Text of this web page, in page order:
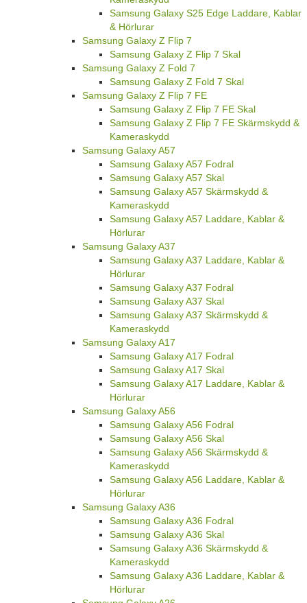
Samsung Galaxy S25 Edge Laddare, Kablar
& Hörlurar
Samsung Galaxy Z Flip 7
Samsung Galaxy Z Flip 7 Skal
Samsung Galaxy Z Fold 7
Samsung Galaxy Z Fold 7 Skal
Samsung Galaxy Z Flip 7 FE
Samsung Galaxy Z Flip 7 FE Skal
Samsung Galaxy Z Flip 7 FE Skärmskydd &
Kameraskydd
Samsung Galaxy A57
Samsung Galaxy A57 Fodral
Samsung Galaxy A57 Skal
Samsung Galaxy A57 Skärmskydd &
Kameraskydd
Samsung Galaxy A57 Laddare, Kablar &
Hörlurar
Samsung Galaxy A37
Samsung Galaxy A37 Laddare, Kablar &
Hörlurar
Samsung Galaxy A37 Fodral
Samsung Galaxy A37 Skal
Samsung Galaxy A37 Skärmskydd &
Kameraskydd
Samsung Galaxy A17
Samsung Galaxy A17 Fodral
Samsung Galaxy A17 Skal
Samsung Galaxy A17 Laddare, Kablar &
Hörlurar
Samsung Galaxy A56
Samsung Galaxy A56 Fodral
Samsung Galaxy A56 Skal
Samsung Galaxy A56 Skärmskydd &
Kameraskydd
Samsung Galaxy A56 Laddare, Kablar &
Hörlurar
Samsung Galaxy A36
Samsung Galaxy A36 Fodral
Samsung Galaxy A36 Skal
Samsung Galaxy A36 Skärmskydd &
Kameraskydd
Samsung Galaxy A36 Laddare, Kablar &
Hörlurar